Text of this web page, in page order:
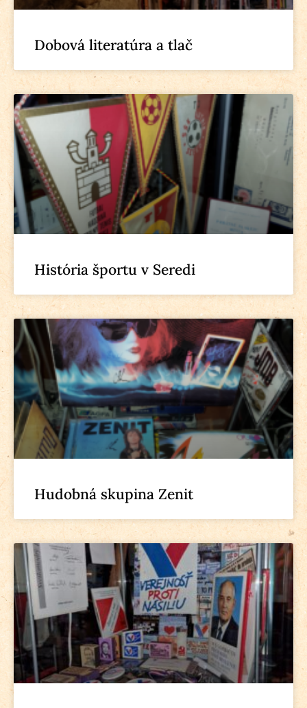
Dobová literatúra a tlač
História športu v Seredi
Hudobná skupina Zenit